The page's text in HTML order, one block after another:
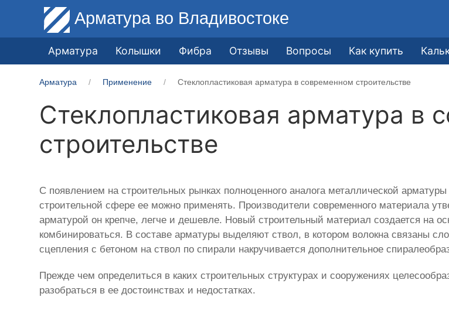
Арматура во Владивостоке
Арматура Колышки Фибра Отзывы Вопросы Как купить
Арматура Применение Стеклопластиковая арматура в современном строительстве
Стеклопластиковая арматура в
строительстве
С появлением на строительных рынках полноценного аналога металлической
строительной сфере ее можно применять. Производители современного материала
арматурой он крепче, легче и дешевле. Новый строительный материал создается на
комбинироваться. В составе арматуры выделяют ствол, в котором волокна связаны
сцепления с бетоном на ствол по спирали накручивается дополнительное
Прежде чем определиться в каких строительных структурах и сооружениях
разобраться в ее достоинствах и недостатках.